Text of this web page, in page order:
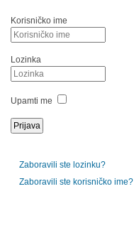
Korisničko ime
Lozinka
Upamti me
Zaboravili ste lozinku?
Zaboravili ste korisničko ime?